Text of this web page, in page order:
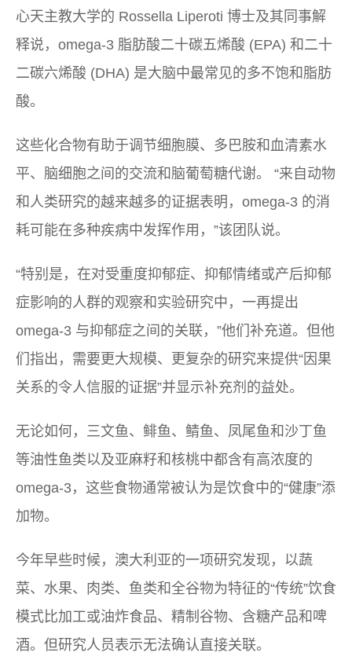
心天主教大学的 Rossella Liperoti 博士及其同事解
释说，omega-3 脂肪酸二十碳五烯酸 (EPA) 和二十
二碳六烯酸 (DHA) 是大脑中最常见的多不饱和脂肪
酸。
这些化合物有助于调节细胞膜、多巴胺和血清素水
平、脑细胞之间的交流和脑葡萄糖代谢。 “来自动物
和人类研究的越来越多的证据表明，omega-3 的消
耗可能在多种疾病中发挥作用，”该团队说。
“特别是，在对受重度抑郁症、抑郁情绪或产后抑郁
症影响的人群的观察和实验研究中，一再提出
omega-3 与抑郁症之间的关联，”他们补充道。但他
们指出，需要更大规模、更复杂的研究来提供“因果
关系的令人信服的证据”并显示补充剂的益处。
无论如何，三文鱼、鲱鱼、鲭鱼、凤尾鱼和沙丁鱼
等油性鱼类以及亚麻籽和核桃中都含有高浓度的
omega-3，这些食物通常被认为是饮食中的“健康”添
加物。
今年早些时候，澳大利亚的一项研究发现，以蔬
菜、水果、肉类、鱼类和全谷物为特征的“传统”饮食
模式比加工或油炸食品、精制谷物、含糖产品和啤
酒。但研究人员表示无法确认直接关联。